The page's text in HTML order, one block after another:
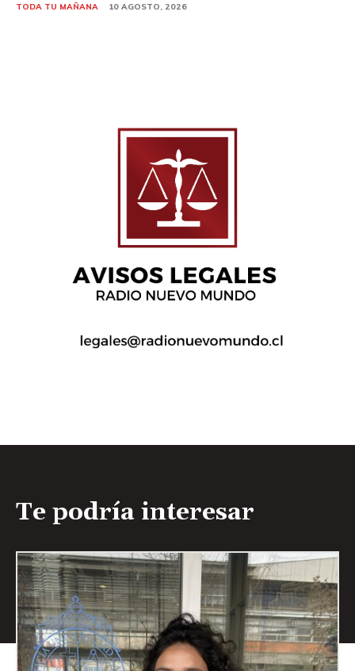
TODA TU MAÑANA 10 AGOSTO, 2026
Te podría interesar